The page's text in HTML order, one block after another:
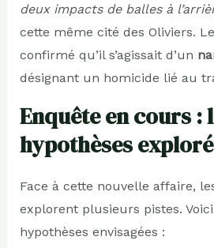
deux impacts de balles à
cette même cité des Oliviers.
confirmé qu’il s’agissait d’un
désignant un homicide lié au
Enquête en cours :
hypothèses
Face à cette nouvelle affaire,
explorent plusieurs pistes.
hypothèses envisagées :